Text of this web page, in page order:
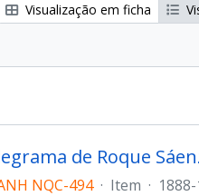
Visualização em ficha
NQC-494 · Item ·